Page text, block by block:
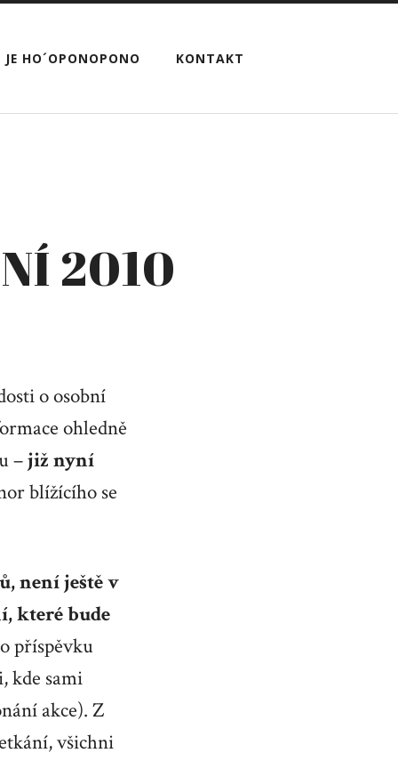
JE HO´OPONOPONO KONTAKT
2010
o osobní
ohledně
–již nyní
blížícího se
není ještě v
které bude
příspěvku
kde sami
akce). Z
všichni